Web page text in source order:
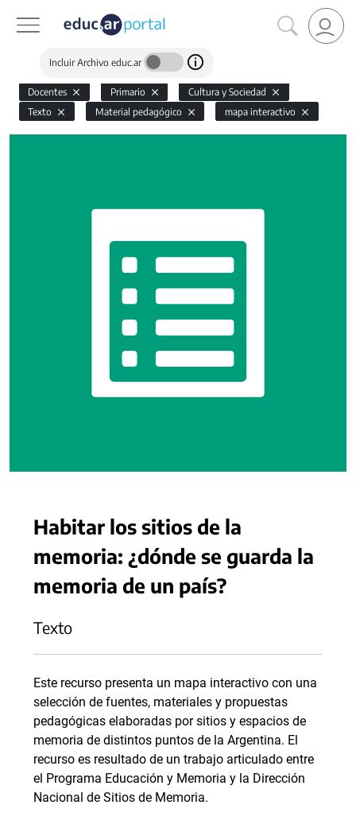
Incluir Archivo educ.ar
Docentes Primario
Cultura y Sociedad
Texto
Material pedagógico mapa interactivo
Habitar los sitios de la
memoria: ¿dónde se guarda la
memoria de un país?
Texto
Este recurso presenta un mapa interactivo con una
selección de fuentes, materiales y propuestas
pedagógicas elaboradas por sitios y espacios de
memoria de distintos puntos de la Argentina. El
recurso es resultado de un trabajo articulado entre
el Programa Educación y Memoria y la Dirección
Nacional de Sitios de Memoria.